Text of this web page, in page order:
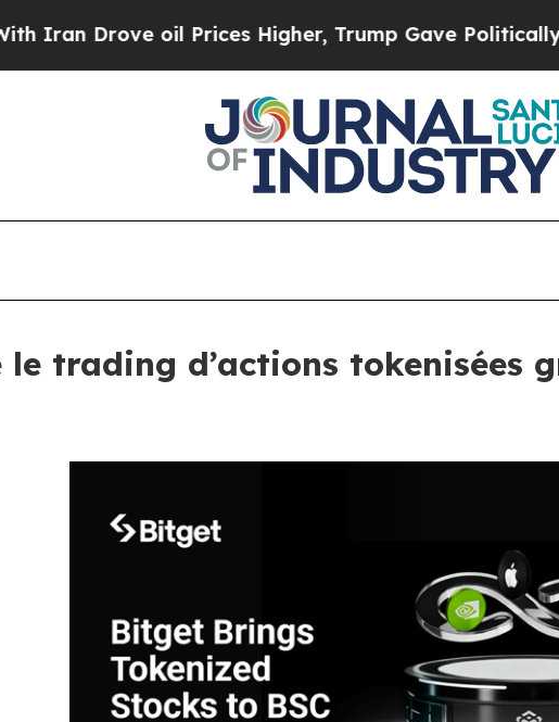
oil Prices Higher, Trump Gave Politically
trading d’actions tokenisées